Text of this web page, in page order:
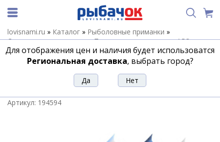
lovisnami.ru » Каталог » Рыболовные приманки »
Силиконовые приманки»Поролоновые приманки APS
(Питерцов)»Поролоновая рыбка APS JIG-HEAD 205mm
#SET-3 (3шт/упак)
Поролоновая рыбка APS JIG-HEAD
205mm #SET-3 (3шт/упак)
Артикул: 194594
Для отображения цен и наличия будет использоватся
Региональная доставка, выбрать город?